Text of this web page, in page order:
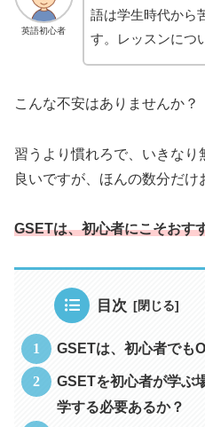
英語初心者
語は学生時代から
す。レッスンにつ
こんな不安はありませんか？
習うより慣れろで、いきな
良いですが、ほんの数分だけ
GSETは、初心者にこそおす
目次
GSETは、初心者でも
GSETを初心者が学ぶ
学する必要あるか？